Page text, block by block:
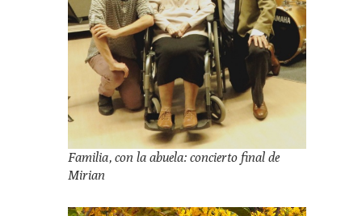
Familia, con la abuela: concierto final de
Mirian